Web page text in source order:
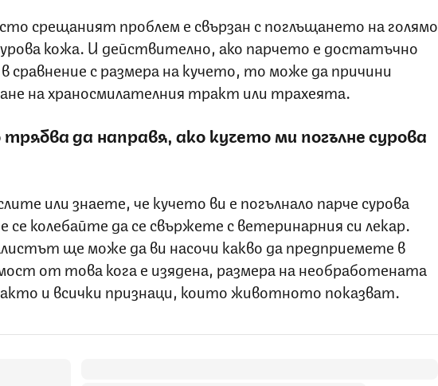
срещаният проблем е свързан с поглъщането на голямо
кожа. И действително, ако парчето е достатъчно
сравнение с размера на кучето, то може да причини
на храносмилателния тракт или трахеята.
да направя, ако кучето ми погълне сурова
или знаете, че кучето ви е погълнало парче сурова
се колебайте да се свържете с ветеринарния си лекар.
ще може да ви насочи какво да предприемете в
от това кога е изядена, размера на необработената
и всички признаци, които животното показват.